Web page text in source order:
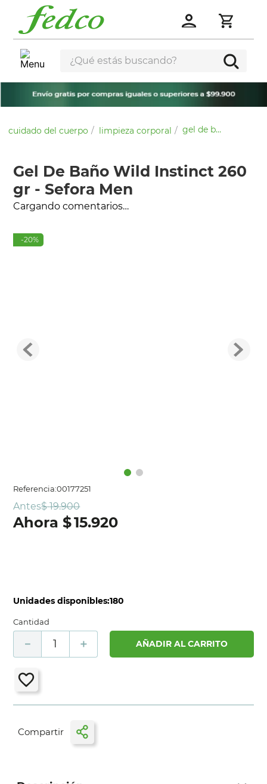
¿Qué estás buscando?
cuidado del cuerpo limpieza corporal gel de baño wild instinct 260 gr - sefora men
Gel De Baño Wild Instinct 260
gr - Sefora Men
Cargando comentarios…
-20%
Referencia:00177251
Antes$ 19.900
$15.920
Unidades disponibles:180
Cantidad
＋
－ AÑADIR AL CARRITO